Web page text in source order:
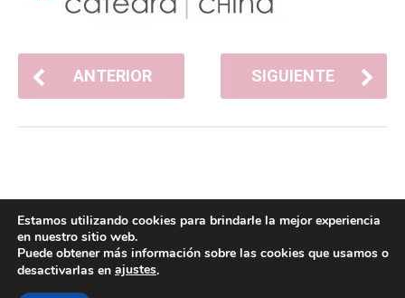
ANTERIOR SIGUIENTE
POLÍTICA DE COOKIES POLÍTICA DE PRIVACIDAD
Estamos utilizando cookies para brindarle la mejor experiencia
en nuestro sitio web.
Puede obtener más información sobre las cookies que usamos o
desactivarlas en ajustes.